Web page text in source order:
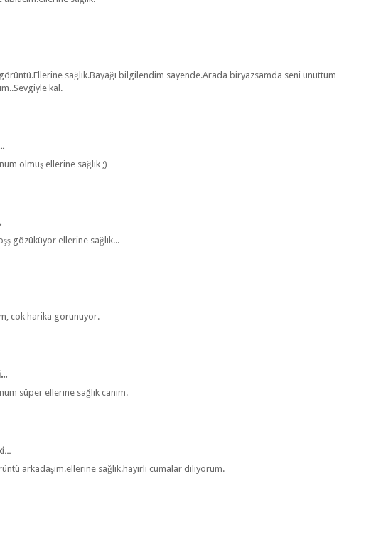
sağlık.Bayağı bilgilendim sayende.Arada biryazsamda seni unuttum
kal.
olmuş ellerine sağlık ;)
gözüküyor ellerine sağlık...
cok harika gorunuyor.
süper ellerine sağlık canım.
arkadaşım.ellerine sağlık.hayırlı cumalar diliyorum.